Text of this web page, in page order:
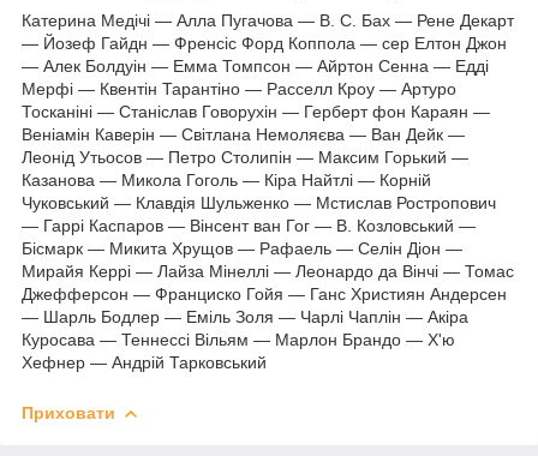
Катерина Медічі — Алла Пугачова — В. С. Бах — Рене Декарт
— Йозеф Гайдн — Френсіс Форд Коппола — сер Елтон Джон
— Алек Болдуін — Емма Томпсон — Айртон Сенна — Едді
Мерфі — Квентін Тарантіно — Расселл Кроу — Артуро
Тосканіні — Станіслав Говорухін — Герберт фон Караян —
Веніамін Каверін — Світлана Немоляєва — Ван Дейк —
Леонід Утьосов — Петро Столипін — Максим Горький —
Казанова — Микола Гоголь — Кіра Найтлі — Корній
Чуковський — Клавдія Шульженко — Мстислав Ростропович
— Гаррі Каспаров — Вінсент ван Гог — В. Козловський —
Бісмарк — Микита Хрущов — Рафаель — Селін Діон —
Мирайя Керрі — Лайза Мінеллі — Леонардо да Вінчі — Томас
Джефферсон — Франциско Гойя — Ганс Християн Андерсен
— Шарль Бодлер — Еміль Золя — Чарлі Чаплін — Акіра
Куросава — Теннессі Вільям — Марлон Брандо — Х'ю
Хефнер — Андрій Тарковський
Приховати